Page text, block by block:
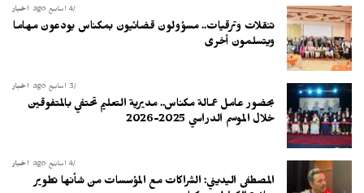
أخبار 4 أسابيع ago
تنقلات وترقيات.. مسؤولون قضائيون بمكناس يودعون مهاما
ويتسلمون أخرى
أخبار 3 أسابيع ago
بحضور عامل عمالة مكناس.. مديرية التعليم تحتفي بالمتفوقين
خلال الموسم الدراسي 2025-2026
أخبار 4 أسابيع ago
المصطفى اليديني: الشراكات مع المؤسسات من شأنها تطوير